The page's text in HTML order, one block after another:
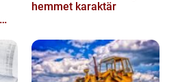
hemmet karaktär